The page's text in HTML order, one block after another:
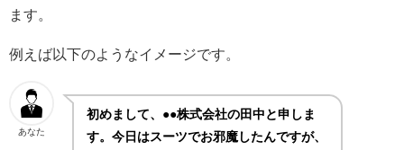
ます。
例えば以下のようなイメージです。
あなた
初めまして、●●株式会社の田中と申しま
す。今日はスーツでお邪魔したんですが、